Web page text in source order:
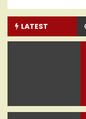
LATEST